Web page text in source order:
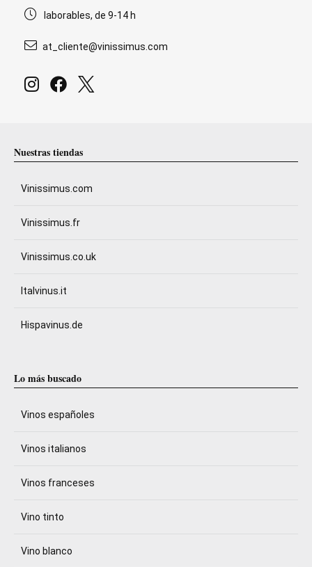
laborables, de 9-14 h
at_cliente@vinissimus.com
Nuestras tiendas
Vinissimus.com
Vinissimus.fr
Vinissimus.co.uk
Italvinus.it
Hispavinus.de
Lo más buscado
Vinos españoles
Vinos italianos
Vinos franceses
Vino tinto
Vino blanco